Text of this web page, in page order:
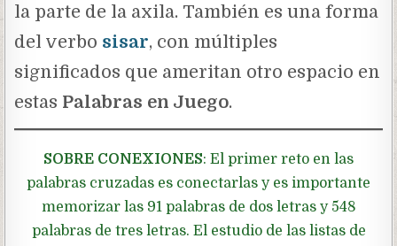
la parte de la axila. También es una forma
del verbo sisar, con múltiples
significados que ameritan otro espacio en
estas Palabras en Juego.
SOBRE CONEXIONES: El primer reto en las
palabras cruzadas es conectarlas y es importante
memorizar las 91 palabras de dos letras y 548
palabras de tres letras. El estudio de las listas de